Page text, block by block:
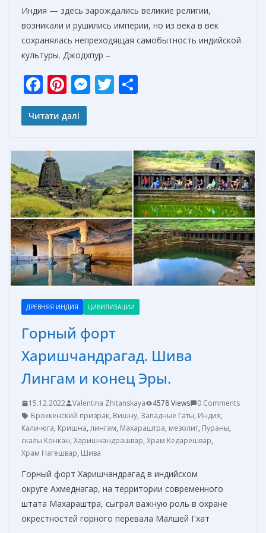
Индия — здесь зарождались великие религии,
возникали и рушились империи, но из века в век
сохранялась непреходящая самобытность индийской
культуры. Джодхпур –
F
ac
e
o
o
k
Pi
nt
er
M
g
er
T
а
в
и
т
ь
Читати далі
ДРЕВНЯЯ ИНДИЯ ЦИВИЛИЗАЦИИ
Горный форт
Харишчандрагад. Шива
Лингам и конец Эры.
15.12.2022 Valentina Zhitanskaya 4578 Views
0 Comments
Броккенский призрак, Вишну, Западные Гаты, Индия,
Кали-юга, Кришна, лингам, Махараштра, мезолит, Пураны,
скалы Конкан, Харишчандрашвар, Храм Кедарешвар,
Храм Нагешвар, Шива
Горный форт Харишчандрагад в индийском
округе Ахмеднагар, на территории современного
штата Махараштра, сыграл важную роль в охране
окрестностей горного перевала Малшей Гхат